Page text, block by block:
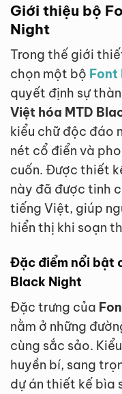
Giới thiệu bộ
Night
Trong thế giới
chọn một bộ Font
quyết định sự
Việt hóa MTD
kiểu chữ độc đáo
nét cổ điển và
cuốn. Được thiết
này đã được tinh
tiếng Việt, giúp
hiển thị khi soạn
Đặc điểm nổi bật
Black Night
Đặc trưng của
nằm ở những
cùng sắc sảo.
huyền bí, sang
dự án thiết kế bìa